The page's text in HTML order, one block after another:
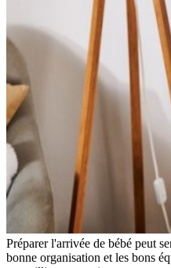
Préparer l'arrivée de bébé peut
bonne organisation et les bons